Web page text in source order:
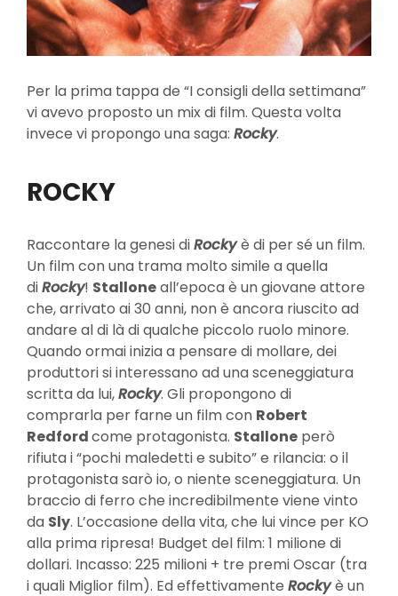
Per la prima tappa de “I consigli della settimana”
vi avevo proposto un mix di film. Questa volta
invece vi propongo una saga: Rocky.
ROCKY
Raccontare la genesi diRocky è di per sé un film.
Un film con una trama molto simile a quella
diRocky! Stalloneall’epoca è un giovane attore
che, arrivato ai 30 anni, non è ancora riuscito ad
andare al di là di qualche piccolo ruolo minore.
Quando ormai inizia a pensare di mollare, dei
produttori si interessano ad una sceneggiatura
scritta da lui,Rocky. Gli propongono di
comprarla per farne un film con Robert
Redfordcome protagonista. Stallone però
rifiuta i “pochi maledetti e subito” e rilancia: o il
protagonista sarò io, o niente sceneggiatura. Un
braccio di ferro che incredibilmente viene vinto
da Sly. L’occasione della vita, che lui vince per KO
alla prima ripresa! Budget del film: 1 milione di
dollari. Incasso: 225 milioni + tre premi Oscar (tra
i quali Miglior film). Ed effettivamente Rocky è un